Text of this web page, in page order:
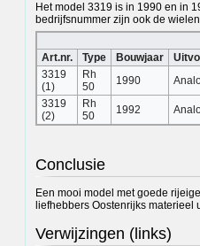
Het model 3319 is in 1990 en in
bedrijfsnummer zijn ook de
Art.nr. Type Bouwjaar
3319
(1)
Rh
50
1990
3319
(2)
Rh
50
1992
Conclusie
Een mooi model met goede
liefhebbers Oostenrijks materieel
Verwijzingen (links)